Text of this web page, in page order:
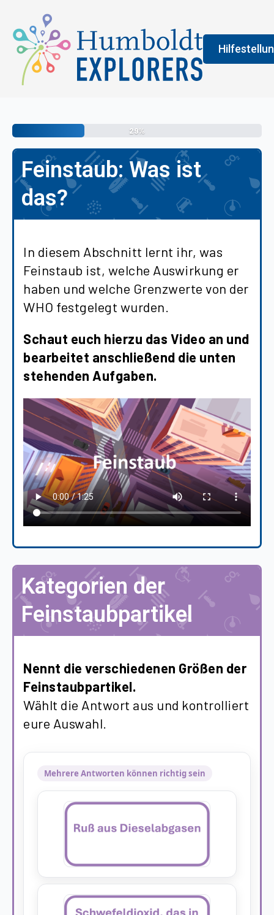
An der
erledigen
vermittelt
29%
Feinstaub: Was ist
das?
In diesem Abschnitt lernt ihr, was
Feinstaub ist, welche Auswirkung er
haben und welche Grenzwerte von der
WHO festgelegt wurden.
Schaut euch hierzu das Video an und
bearbeitet anschließend die unten
stehenden Aufgaben.
Kategorien der
Feinstaubpartikel
Nennt die verschiedenen Größen der
Feinstaubpartikel.
Wählt die Antwort aus und kontrolliert
eure Auswahl.
Mehrere Antworten können richtig sein